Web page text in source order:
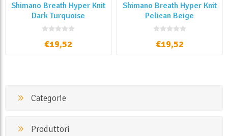
Shimano Breath Hyper Knit
Dark Turquoise
€19,52
Shimano Breath Hyper Knit
Pelican Beige
€19,52
Categorie
Produttori